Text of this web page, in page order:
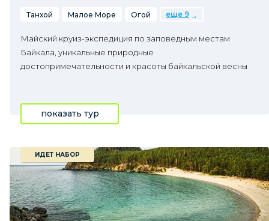
Танхой Малое Море Огой еще 9
Майский круиз-экспедиция по заповедным местам
Байкала, уникальные природные
достопримечательности и красоты байкальской весны
показать тур
ИДЕТ НАБОР